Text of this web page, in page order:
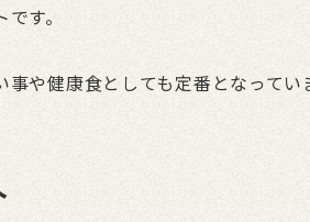
す。
や健康食としても定番となってい